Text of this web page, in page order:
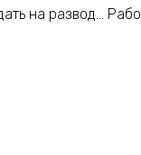
на развод…